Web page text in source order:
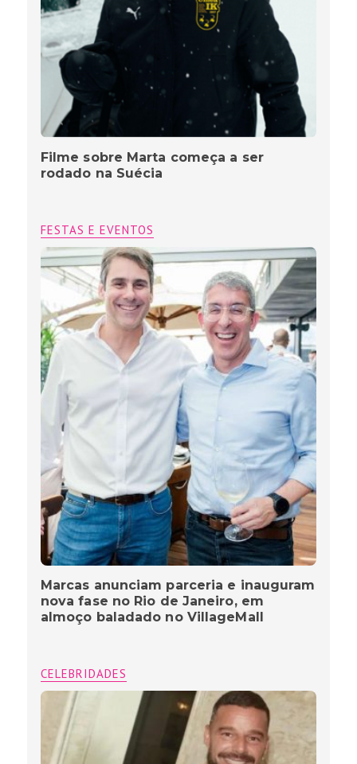
Filme sobre Marta começa a ser
rodado na Suécia
FESTAS E EVENTOS
Marcas anunciam parceria e inauguram
nova fase no Rio de Janeiro, em
almoço baladado no VillageMall
CELEBRIDADES